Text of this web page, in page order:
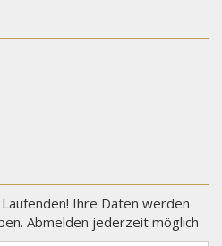
Ihre Daten werden
Abmelden jederzeit möglich